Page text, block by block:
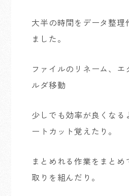
大半の時間をデータ整理
ました。
ファイルのリネーム、エ
ルダ移動
少しでも効率が良くなる
ートカット覚えたり。
まとめれる作業をまとめ
取りを組んだり。